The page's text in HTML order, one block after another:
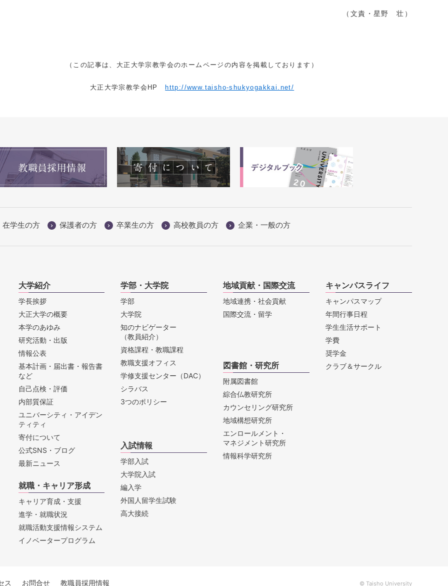
（文責・星野 壮）
（この記事は、大正大学宗教学会のホームページの内容を掲載しております）
大正大学宗教学会HPhttp://www.taisho-shukyogakkai.net/
在学生の方 保護者の方 卒業生の方 高校教員の方 企業・一般の方
大学紹介
学長挨拶
大正大学の概要
本学のあゆみ
研究活動・出版
情報公表
基本計画・届出書・報告書
など
自己点検・評価
内部質保証
ユニバーシティ・アイデン
ティティ
寄付について
公式SNS・ブログ
最新ニュース
学部・大学院
学部
大学院
知のナビゲーター
（教員紹介）
資格課程・教職課程
教職支援オフィス
学修支援センター（DAC）
シラバス
3つのポリシー
地域貢献・国際交流
地域連携・社会貢献
国際交流・留学
キャンパスライフ
キャンパスマップ
年間行事日程
学生生活サポート
学費
奨学金
クラブ＆サークル
就職・キャリア形成
キャリア育成・支援
進学・就職状況
就職活動支援情報システム
イノベータープログラム
入試情報
学部入試
大学院入試
編入学
外国人留学生試験
高大接続
図書館・研究所
附属図書館
綜合仏教研究所
カウンセリング研究所
地域構想研究所
エンロールメント・
マネジメント研究所
情報科学研究所
ス お問合せ 教職員採用情報 © Taisho University